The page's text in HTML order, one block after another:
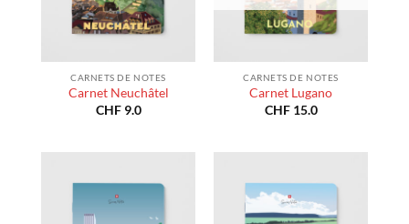
CARNETS DE NOTES
Carnet Neuchâtel
CHF9.0
CARNETS DE NOTES
Carnet Lugano
CHF15.0